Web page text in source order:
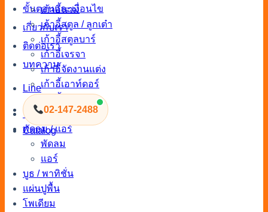
ขั้นตอนและเงื่อนไข
เกี่ยวกับเรา
ติดต่อเรา
บทความ
Line
02-147-2488
Catalog
เก้าอี้นวม
เก้าอี้สตูล / ลูกเต๋า
เก้าอี้สตูลบาร์
เก้าอี้เจรจา
เก้าอี้จัดงานแต่ง
เก้าอี้เอาท์ดอร์
โซฟา
พัดลม / แอร์
พัดลม
แอร์
บูธ / พาทิชั่น
แผ่นปูพื้น
โพเดียม